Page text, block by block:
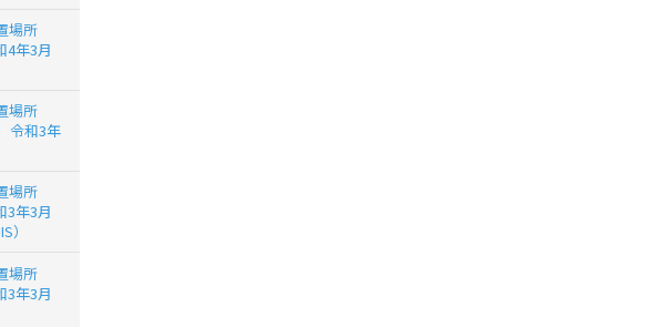
場所
4年3月
場所
令和3年
場所
3年3月
）
場所
3年3月